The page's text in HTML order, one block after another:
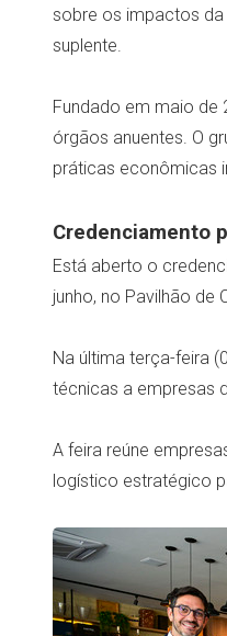
sobre os impactos da
suplente.
Fundado em maio de
órgãos anuentes. O
práticas econômicas
Credenciamento
Está aberto o
junho, no Pavilhão de
Na última terça-feira
técnicas a empresas
A feira reúne
logístico estratégico